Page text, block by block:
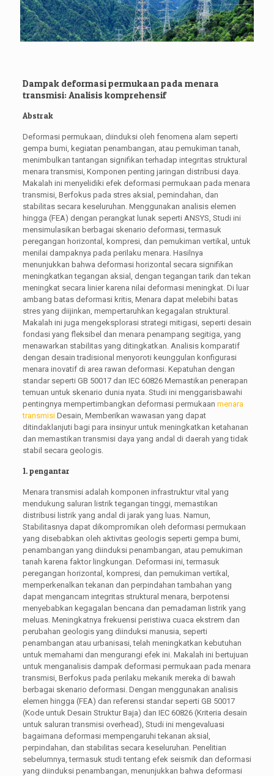
Dampak deformasi permukaan pada menara
transmisi: Analisis komprehensif
Abstrak
Deformasi permukaan, diinduksi oleh fenomena alam seperti
gempa bumi, kegiatan penambangan, atau pemukiman tanah,
menimbulkan tantangan signifikan terhadap integritas struktural
menara transmisi, Komponen penting jaringan distribusi daya.
Makalah ini menyelidiki efek deformasi permukaan pada menara
transmisi, Berfokus pada stres aksial, pemindahan, dan
stabilitas secara keseluruhan. Menggunakan analisis elemen
hingga (FEA) dengan perangkat lunak seperti ANSYS, Studi ini
mensimulasikan berbagai skenario deformasi, termasuk
peregangan horizontal, kompresi, dan pemukiman vertikal, untuk
menilai dampaknya pada perilaku menara. Hasilnya
menunjukkan bahwa deformasi horizontal secara signifikan
meningkatkan tegangan aksial, dengan tegangan tarik dan tekan
meningkat secara linier karena nilai deformasi meningkat. Di luar
ambang batas deformasi kritis, Menara dapat melebihi batas
stres yang diijinkan, mempertaruhkan kegagalan struktural.
Makalah ini juga mengeksplorasi strategi mitigasi, seperti desain
fondasi yang fleksibel dan menara penampang segitiga, yang
menawarkan stabilitas yang ditingkatkan. Analisis komparatif
dengan desain tradisional menyoroti keunggulan konfigurasi
menara inovatif di area rawan deformasi. Kepatuhan dengan
standar seperti GB 50017 dan IEC 60826 Memastikan penerapan
temuan untuk skenario dunia nyata. Studi ini menggarisbawahi
pentingnya mempertimbangkan deformasi permukaan menara
transmisiDesain, Memberikan wawasan yang dapat
ditindaklanjuti bagi para insinyur untuk meningkatkan ketahanan
dan memastikan transmisi daya yang andal di daerah yang tidak
stabil secara geologis.
1. pengantar
Menara transmisi adalah komponen infrastruktur vital yang
mendukung saluran listrik tegangan tinggi, memastikan
distribusi listrik yang andal di jarak yang luas. Namun,
Stabilitasnya dapat dikompromikan oleh deformasi permukaan
yang disebabkan oleh aktivitas geologis seperti gempa bumi,
penambangan yang diinduksi penambangan, atau pemukiman
tanah karena faktor lingkungan. Deformasi ini, termasuk
peregangan horizontal, kompresi, dan pemukiman vertikal,
memperkenalkan tekanan dan perpindahan tambahan yang
dapat mengancam integritas struktural menara, berpotensi
menyebabkan kegagalan bencana dan pemadaman listrik yang
meluas. Meningkatnya frekuensi peristiwa cuaca ekstrem dan
perubahan geologis yang diinduksi manusia, seperti
penambangan atau urbanisasi, telah meningkatkan kebutuhan
untuk memahami dan mengurangi efek ini. Makalah ini bertujuan
untuk menganalisis dampak deformasi permukaan pada menara
transmisi, Berfokus pada perilaku mekanik mereka di bawah
berbagai skenario deformasi. Dengan menggunakan analisis
elemen hingga (FEA) dan referensi standar seperti GB 50017
(Kode untuk Desain Struktur Baja) dan IEC 60826 (Kriteria desain
untuk saluran transmisi overhead), Studi ini mengevaluasi
bagaimana deformasi mempengaruhi tekanan aksial,
perpindahan, dan stabilitas secara keseluruhan. Penelitian
sebelumnya, termasuk studi tentang efek seismik dan deformasi
yang diinduksi penambangan, menunjukkan bahwa deformasi